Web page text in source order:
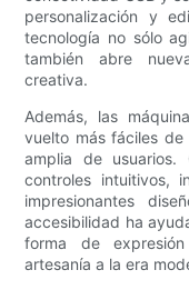
personalización y
tecnología no sólo
también abre
creativa.
Además, las
vuelto más fáciles
amplia de usuarios.
controles intuitivos,
impresionantes
accesibilidad ha
forma de
artesanía a la era